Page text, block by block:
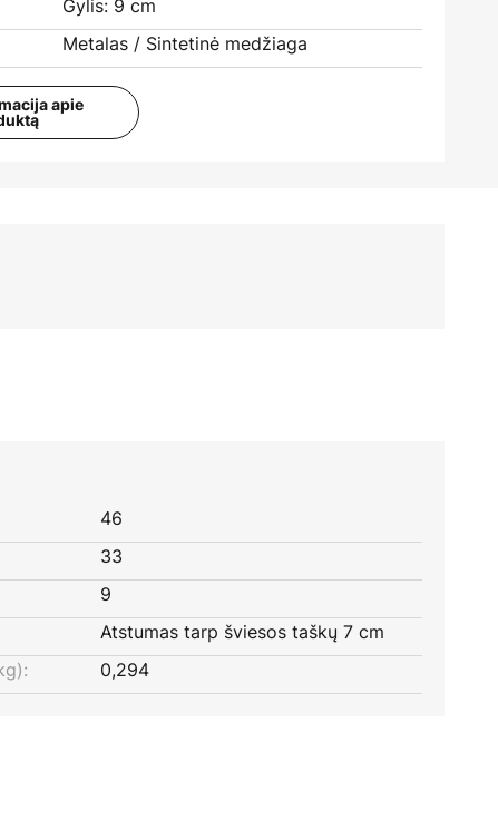
Gylis: 9 cm
Metalas / Sintetinė medžiaga
apie
46
33
9
Atstumas tarp šviesos taškų 7 cm
0,294